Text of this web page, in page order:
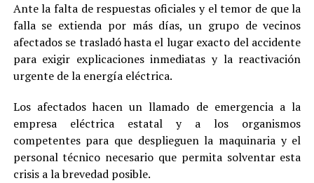
Ante la falta de respuestas oficiales y el temor de que la
falla se extienda por más días, un grupo de vecinos
afectados se trasladó hasta el lugar exacto del accidente
para exigir explicaciones inmediatas y la reactivación
urgente de la energía eléctrica.
Los afectados hacen un llamado de emergencia a la
empresa eléctrica estatal y a los organismos
competentes para que desplieguen la maquinaria y el
personal técnico necesario que permita solventar esta
crisis a la brevedad posible.